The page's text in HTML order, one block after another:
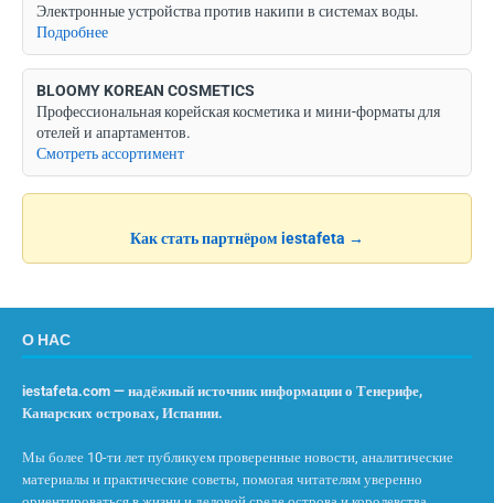
Электронные устройства против накипи в системах воды.
Подробнее
BLOOMY KOREAN COSMETICS
Профессиональная корейская косметика и мини-форматы для
отелей и апартаментов.
Смотреть ассортимент
Как стать партнёром iestafeta →
О НАС
iestafeta.com — надёжный источник информации о Тенерифе,
Канарских островах, Испании.
Мы более 10-ти лет публикуем проверенные новости, аналитические
материалы и практические советы, помогая читателям уверенно